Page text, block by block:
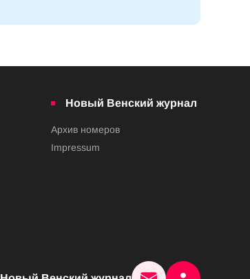
Новый Венский журнал
Архив номеров
Impressum